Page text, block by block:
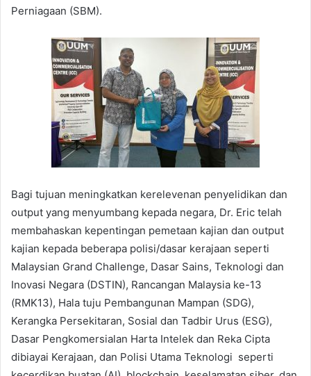
Perniagaan (SBM).
Bagi tujuan meningkatkan kerelevenan penyelidikan dan
output yang menyumbang kepada negara, Dr. Eric telah
membahaskan kepentingan pemetaan kajian dan output
kajian kepada beberapa polisi/dasar kerajaan seperti
Malaysian Grand Challenge, Dasar Sains, Teknologi dan
Inovasi Negara (DSTIN), Rancangan Malaysia ke-13
(RMK13), Hala tuju Pembangunan Mampan (SDG),
Kerangka Persekitaran, Sosial dan Tadbir Urus (ESG),
Dasar Pengkomersialan Harta Intelek dan Reka Cipta
dibiayai Kerajaan, dan Polisi Utama Teknologi seperti